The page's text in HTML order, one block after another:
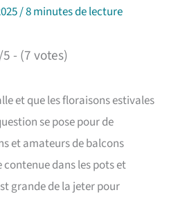
/8 minutes de lecture
- (7 votes)
et que les floraisons estivales
se pose pour de
et amateurs de balcons
dans les pots et
grande de la jeter pour